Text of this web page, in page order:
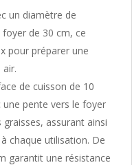
un diamètre de
de 30 cm, ce
pour préparer une
de cuisson de 10
pente vers le foyer
assurant ainsi
chaque utilisation. De
garantit une résistance